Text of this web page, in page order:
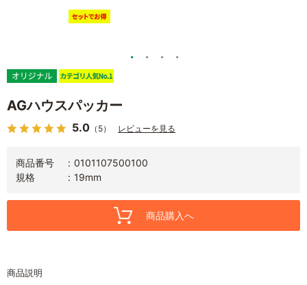
AGハウスパッカー
5.0 （5） レビューを見る
商品番号
0101107500100
規格
19mm
商品購入へ
商品説明